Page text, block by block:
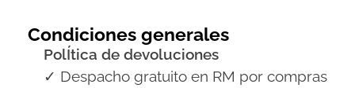
Condiciones generales
PolÍtica de devoluciones
✓ Despacho gratuito en RM por compras